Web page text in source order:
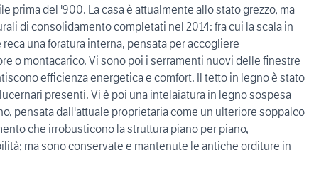
prima del '900. La casa è attualmente allo stato grezzo, ma
di consolidamento completati nel 2014: fra cui la scala in
una foratura interna, pensata per accogliere
o montacarico. Vi sono poi i serramenti nuovi delle finestre
efficienza energetica e comfort. Il tetto in legno è stato
presenti. Vi è poi una intelaiatura in legno sospesa
pensata dall'attuale proprietaria come un ulteriore soppalco
che irrobusticono la struttura piano per piano,
ma sono conservate e mantenute le antiche orditure in